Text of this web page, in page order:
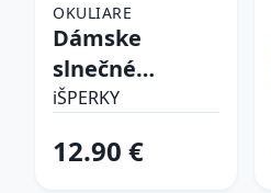
OKULIARE
Dámske
slnečné
okuliare
iŠPERKY
12.90 €